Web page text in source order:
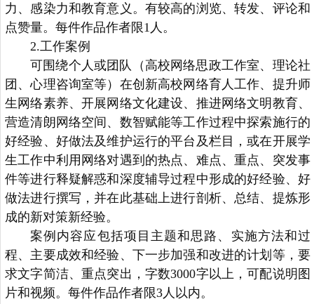
力、感染力和教育意义。有较高的浏览、转发、评论和
点赞量。每件作品作者限1人。
2.工作案例
可围绕个人或团队（高校网络思政工作室、理论社
团、心理咨询室等）在创新高校网络育人工作、提升师
生网络素养、开展网络文化建设、推进网络文明教育、
营造清朗网络空间、数智赋能等工作过程中探索施行的
好经验、好做法及维护运行的平台及栏目，或在开展学
生工作中利用网络对遇到的热点、难点、重点、突发事
件等进行释疑解惑和深度辅导过程中形成的好经验、好
做法进行撰写，并在此基础上进行剖析、总结、提炼形
成的新对策新经验。
案例内容应包括项目主题和思路、实施方法和过
程、主要成效和经验、下一步加强和改进的计划等，要
求文字简洁、重点突出，字数3000字以上，可配说明图
片和视频。每件作品作者限3人以内。